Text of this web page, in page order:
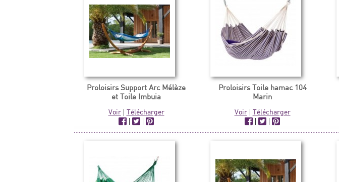
Proloisirs Support Arc Mélèze
et Toile Imbuia
Voir| Télécharger
|
|
Proloisirs Toile hamac 104
Marin
Voir| Télécharger
|
|